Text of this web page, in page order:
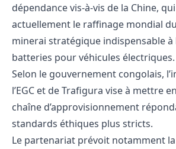
dépendance vis-à-vis de la Chine,
actuellement le raffinage mondial
minerai stratégique indispensable
batteries pour véhicules électriques.
Selon le gouvernement congolais,
l’EGC et de Trafigura vise à mettre
chaîne d’approvisionnement
standards éthiques plus stricts.
Le partenariat prévoit notamment